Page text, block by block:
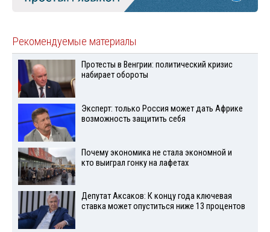
Рекомендуемые материалы
Протесты в Венгрии: политический кризис
набирает обороты
Эксперт: только Россия может дать Африке
возможность защитить себя
Почему экономика не стала экономной и
кто выиграл гонку на лафетах
Депутат Аксаков: К концу года ключевая
ставка может опуститься ниже 13 процентов